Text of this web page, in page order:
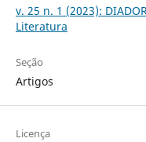
v. 25 n. 1 (2023):
Literatura
Seção
Artigos
Licença